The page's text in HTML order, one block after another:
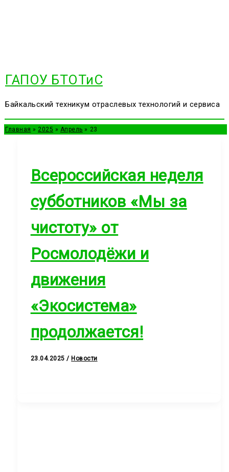
ГАПОУ БТОТиС
Байкальский техникум отраслевых технологий и сервиса
Главная 2025 Апрель 23
Всероссийская неделя
субботников «Мы за
чистоту» от
Росмолодёжи и
движения
«Экосистема»
продолжается!
23.04.2025/ Новости